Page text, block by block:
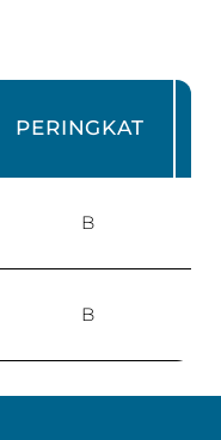
PERINGKAT
B
B